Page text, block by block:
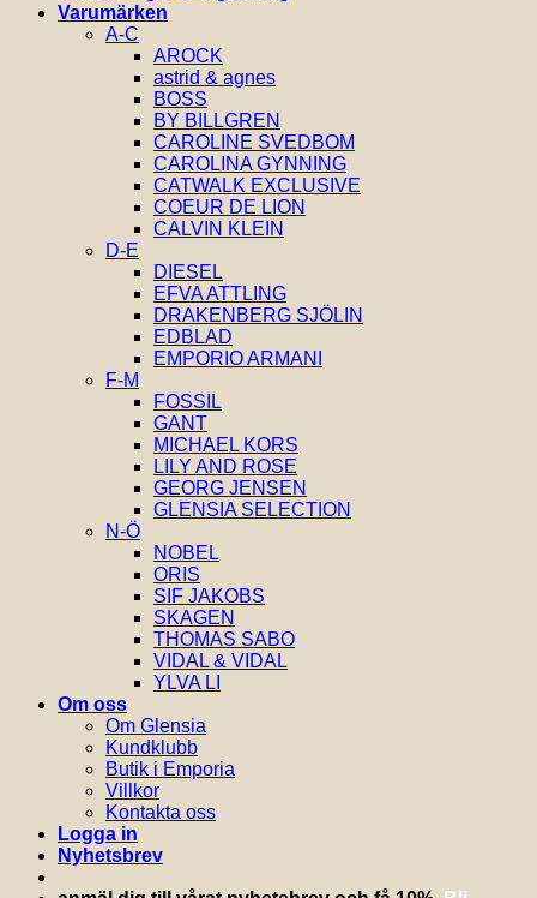
Varumärken
A-C
AROCK
astrid & agnes
BOSS
BY BILLGREN
CAROLINE SVEDBOM
CAROLINA GYNNING
CATWALK EXCLUSIVE
COEUR DE LION
CALVIN KLEIN
D-E
DIESEL
EFVA ATTLING
DRAKENBERG SJÖLIN
EDBLAD
EMPORIO ARMANI
F-M
FOSSIL
GANT
MICHAEL KORS
LILY AND ROSE
GEORG JENSEN
GLENSIA SELECTION
N-Ö
NOBEL
ORIS
SIF JAKOBS
SKAGEN
THOMAS SABO
VIDAL & VIDAL
YLVA LI
Om oss
Om Glensia
Kundklubb
Butik i Emporia
Villkor
Kontakta oss
Logga in
Nyhetsbrev